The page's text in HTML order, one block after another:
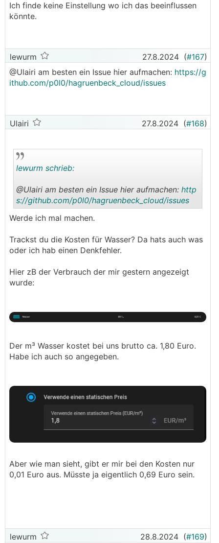
Enthärtungsanlage nach HA übertragen?
alle paar Minuten würd ich sagen, definitiv nicht
alle paar Tage😅
Hast du das aktiviert? "Enable polling for
updates."
Ich finde keine Einstellung wo ich das beeinflussen
könnte.
lewurm 27.8.2024 (#167)
@­Ulairi am besten ein Issue hier aufmachen: https://g
ithub.com/p0l0/hagruenbeck_cloud/issues
Ulairi 27.8.2024 (#168)
..
lewurm schrieb:
@­Ulairi am besten ein Issue hier aufmachen: http
s://github.com/p0l0/hagruenbeck_cloud/issues
Werde ich mal machen.
Trackst du die Kosten für Wasser? Da hats auch was
oder ich hab einen Denkfehler.
Hier zB der Verbrauch der mir gestern angezeigt
wurde:
Der m³ Wasser kostet bei uns brutto ca. 1,80 Euro.
Habe ich auch so angegeben.
Aber wie man sieht, gibt er mir bei den Kosten nur
0,01 Euro aus. Müsste ja eigentlich 0,69 Euro sein.
lewurm 28.8.2024 (#169)